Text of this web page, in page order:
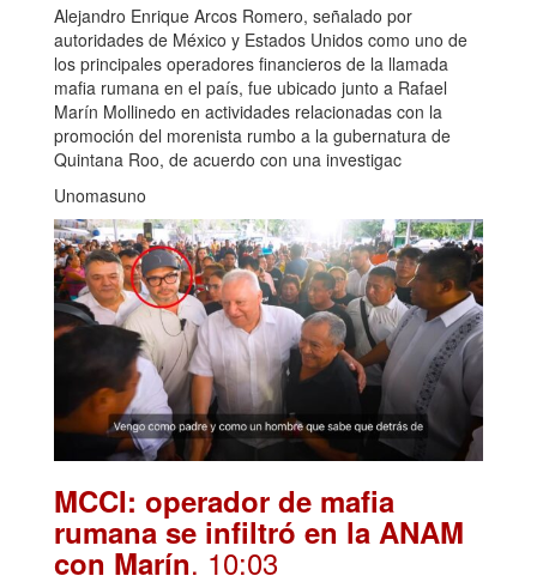
Alejandro Enrique Arcos Romero, señalado por
autoridades de México y Estados Unidos como uno de
los principales operadores financieros de la llamada
mafia rumana en el país, fue ubicado junto a Rafael
Marín Mollinedo en actividades relacionadas con la
promoción del morenista rumbo a la gubernatura de
Quintana Roo, de acuerdo con una investigac
Unomasuno
MCCI: operador de mafia
rumana se infiltró en la ANAM
con Marín. 10:03